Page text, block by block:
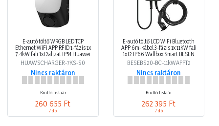
E-autó töltő WRGB LED TCP
Ethernet WiFi APP RFID 1-fázis 1x
7.4kW fali 1xT2aljzat IP54 Huawei
HUAWSCHARGER-7KS-S0
Nincs raktáron
Bruttó listaár
260 655 Ft
/ db
E-autó töltő LCD WiFi Bluetooth
APP 6m-kábel 3-fázis 1x 11kW fali
1xT2 IP66 Wallbox Smart BESEN
BESEBS20-BC-11kWAPPT2
Nincs raktáron
Bruttó listaár
262 395 Ft
/ db